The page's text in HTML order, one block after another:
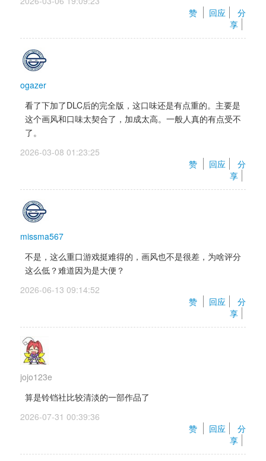
赞
回应
分
享
ogazer
看了下加了DLC后的完全版，这口味还是有点重的。主要是
这个画风和口味太契合了，加成太高。一般人真的有点受不
了。
2026-03-08 01:23:25
赞
回应
分
享
missma567
不是，这么重口游戏挺难得的，画风也不是很差，为啥评分
这么低？难道因为是大便？
2026-06-13 09:14:52
赞
回应
分
享
jojo123e
算是铃铛社比较清淡的一部作品了
2026-07-31 00:39:36
赞
回应
分
享